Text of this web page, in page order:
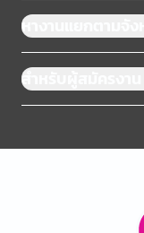
หางานแยกตามจัง
สำหรับผู้สมัครงาน